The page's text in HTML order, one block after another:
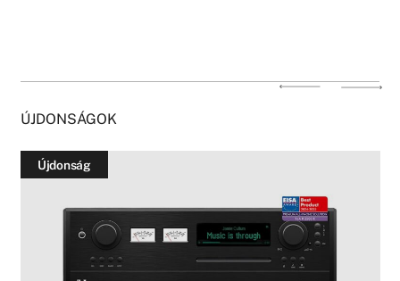
ÚJDONSÁGOK
Újdonság